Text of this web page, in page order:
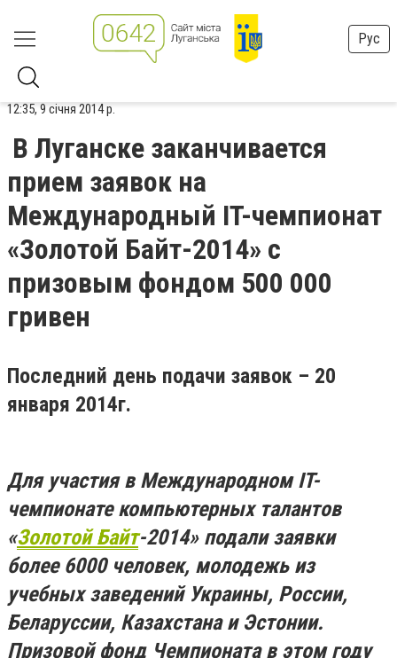
Рус
12:35, 9 січня 2014 р.
В Луганске заканчивается
прием заявок на
Международный IT-чемпионат
«Золотой Байт-2014» с
призовым фондом 500 000
гривен
Последний день подачи заявок – 20
января 2014г.
Для участия в Международном IT-
чемпионате компьютерных талантов
«Золотой Байт-2014» подали заявки
более 6000 человек, молодежь из
учебных заведений Украины, России,
Беларуссии, Казахстана и Эстонии.
Призовой фонд Чемпионата в этом году